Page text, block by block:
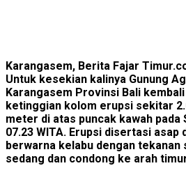
Karangasem, Berita Fajar
Untuk kesekian kalinya Gunung
Karangasem Provinsi Bali
ketinggian kolom erupsi sekitar
meter di atas puncak kawah pada
07.23 WITA. Erupsi disertasi asap
berwarna kelabu dengan tekanan
sedang dan condong ke arah